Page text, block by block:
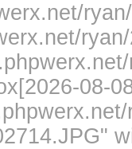
08-